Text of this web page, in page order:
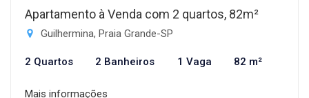
Apartamento à Venda com 2 quartos, 82m²
Guilhermina, Praia Grande-SP
2 Quartos 2 Banheiros 1 Vaga 82 m²
Mais informações